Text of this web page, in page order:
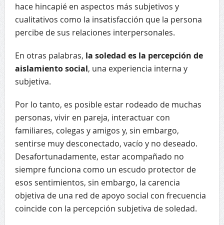
hace hincapié en aspectos más subjetivos y
cualitativos como la insatisfacción que la persona
percibe de sus relaciones interpersonales.
En otras palabras, la soledad es la percepción de
aislamiento social, una experiencia interna y
subjetiva.
Por lo tanto, es posible estar rodeado de muchas
personas, vivir en pareja, interactuar con
familiares, colegas y amigos y, sin embargo,
sentirse muy desconectado, vacío y no deseado.
Desafortunadamente, estar acompañado no
siempre funciona como un escudo protector de
esos sentimientos, sin embargo, la carencia
objetiva de una red de apoyo social con frecuencia
coincide con la percepción subjetiva de soledad.